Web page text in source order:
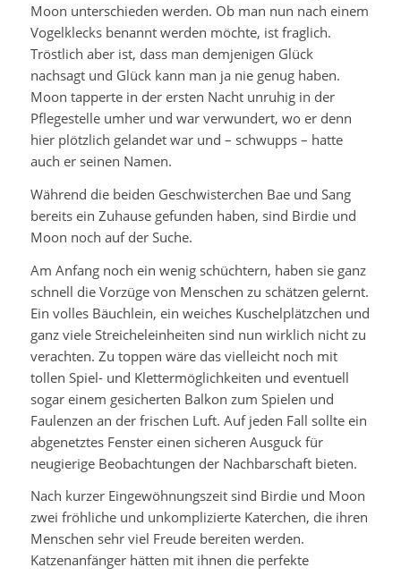
Moon unterschieden werden. Ob man nun nach einem
Vogelklecks benannt werden möchte, ist fraglich.
Tröstlich aber ist, dass man demjenigen Glück
nachsagt und Glück kann man ja nie genug haben.
Moon tapperte in der ersten Nacht unruhig in der
Pflegestelle umher und war verwundert, wo er denn
hier plötzlich gelandet war und – schwupps – hatte
auch er seinen Namen.
Während die beiden Geschwisterchen Bae und Sang
bereits ein Zuhause gefunden haben, sind Birdie und
Moon noch auf der Suche.
Am Anfang noch ein wenig schüchtern, haben sie ganz
schnell die Vorzüge von Menschen zu schätzen gelernt.
Ein volles Bäuchlein, ein weiches Kuschelplätzchen und
ganz viele Streicheleinheiten sind nun wirklich nicht zu
verachten. Zu toppen wäre das vielleicht noch mit
tollen Spiel- und Klettermöglichkeiten und eventuell
sogar einem gesicherten Balkon zum Spielen und
Faulenzen an der frischen Luft. Auf jeden Fall sollte ein
abgenetztes Fenster einen sicheren Ausguck für
neugierige Beobachtungen der Nachbarschaft bieten.
Nach kurzer Eingewöhnungszeit sind Birdie und Moon
zwei fröhliche und unkomplizierte Katerchen, die ihren
Menschen sehr viel Freude bereiten werden.
Katzenanfänger hätten mit ihnen die perfekte